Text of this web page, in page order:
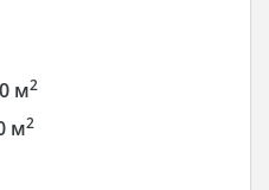
м2
м2